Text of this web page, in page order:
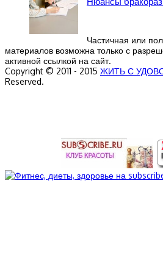
Частичная или
материалов возможна только с
активной ссылкой на сайт.
Copyright © 2011 - 2015 ЖИТЬ С
Reserved.